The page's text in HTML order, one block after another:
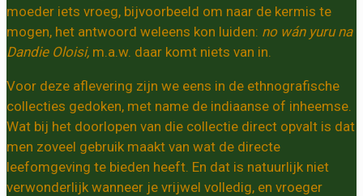
moeder iets vroeg, bijvoorbeeld om naar de kermis te
mogen, het antwoord weleens kon luiden: no wán yuru na
Dandie Oloisi, m.a.w. daar komt niets van in.
Voor deze aflevering zijn we eens in de ethnografische
collecties gedoken, met name de indiaanse of inheemse.
Wat bij het doorlopen van die collectie direct opvalt is dat
men zoveel gebruik maakt van wat de directe
leefomgeving te bieden heeft. En dat is natuurlijk niet
verwonderlijk wanneer je vrijwel volledig, en vroeger